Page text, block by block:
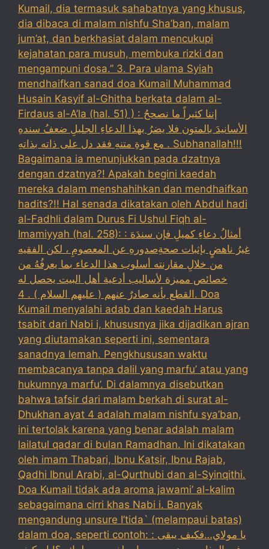
Kumail, dia termasuk sahabatnya yang khusus,
dia dibaca di malam nishfu Sha’ban, malam
jum’at, dan berkhasiat dalam mencukupi
kejahatan para musuh, membuka rizki dan
mengampuni dosa.” 3. Para ulama Syiah
mendhaifkan sanad doa Kumail Muhammad
Husain Kasyif al-Ghitha berkata dalam al-
Firdaus al-A’la (hal. 51) ) : إننا كثيراً ما نصححُ
الأسانيدَ بالمتون فلا يضرُ بهذا الدعاءِ الجليلِ ضعفُ سندهِ
مع قوةِ متنهِ فقد دل على ذاته بذاتهِ . Subhanallah!!!
Bagaimana ia menunjukkan pada dzatnya
dengan dzatnya?! Apakah begini kaedah
mereka dalam menshahihkan dan mendhaifkan
hadits?!! Hal senada dikatakan oleh Abdul hadi
al-Fadhli dalam Durus Fi Ushul Fiqh al-
Imamiyyah (hal. 258): : أمثالُ دعاءِ كميلِ فإن سندَهَ
غيرُ ناهضٍ بإثبات صحةِصدورهِ عن المعصومِ ، لكن الفقيه
من خلالِ مقارنته أسلوب هذا الدعاء بما يعرفُهُ من
خصائص مميزة لأساليب أدعية أهل البيت يحصل له
القطع بأنه صادرٌ عنهم ( عليهم السلام ) . 4. Doa
Kumail menyalahi adab dan kaedah Harus
tsabit dari Nabi i, khususnya jika dijadikan ajran
yang diutamakan seperti ini, sementara
sanadnya lemah. Pengkhususan waktu
membacanya tanpa dalil yang marfu’ atau yang
hukumnya marfu’. Di dalamnya disebutkan
bahwa tafsir dari malam berkah di surat al-
Dhukhan ayat 4 adalah malam nishfu sya’ban,
ini tertolak karena yang benar adalah malam
lailatul qadar di bulan Ramadhan. Ini dikatakan
oleh imam Thabari, Ibnu Katsir, Ibnu Rajab,
Qadhi Ibnul Arabi, al-Qurthubi dan al-Syinqithi.
Doa Kumail tidak ada aroma jawami’ al-kalim
sebagaimana cirri khas Nabi i. Banyak
mengandung unsure I’tida` (melampaui batas)
dalam doa, seperti contoh: : يا مولاي…فكيف يبقى